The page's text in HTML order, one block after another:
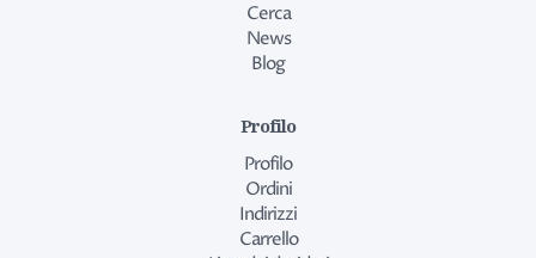
Cerca
News
Blog
Profilo
Profilo
Ordini
Indirizzi
Carrello